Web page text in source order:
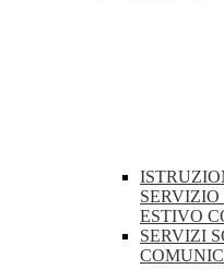
ESTIVO
SERVIZI